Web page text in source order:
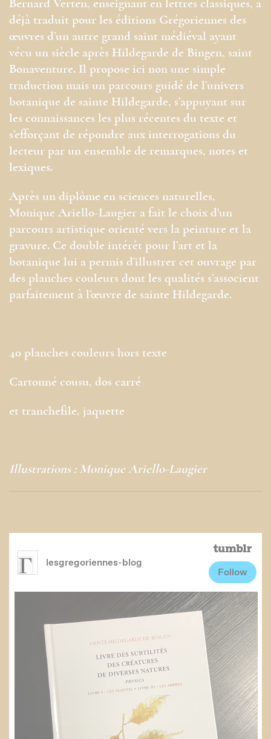
Bernard Verten, enseignant en lettres classiques, a
déjà traduit pour les éditions Grégoriennes des
œuvres d’un autre grand saint médiéval ayant
vécu un siècle après Hildegarde de Bingen, saint
Bonaventure. Il propose ici non une simple
traduction mais un parcours guidé de l’univers
botanique de sainte Hildegarde, s’appuyant sur
les connaissances les plus récentes du texte et
s’efforçant de répondre aux interrogations du
lecteur par un ensemble de remarques, notes et
lexiques.
Après un diplôme en sciences naturelles,
Monique Ariello-Laugier a fait le choix d'un
parcours artistique orienté vers la peinture et la
gravure. Ce double intérêt pour l’art et la
botanique lui a permis d’illustrer cet ouvrage par
des planches couleurs dont les qualités s’associent
parfaitement à l’œuvre de sainte Hildegarde.
40 planches couleurs hors texte
Cartonné cousu, dos carré
et tranchefile, jaquette
Illustrations : Monique Ariello-Laugier